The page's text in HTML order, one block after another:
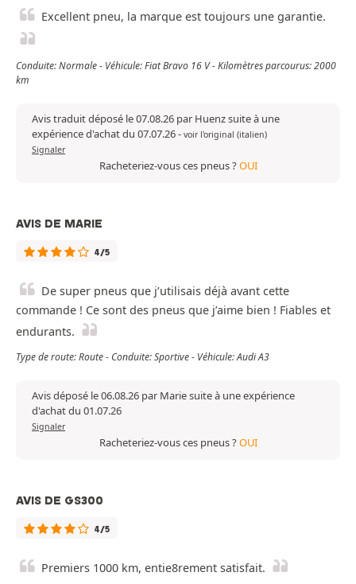
Excellent pneu, la marque est toujours une garantie.
Conduite: Normale - Véhicule: Fiat Bravo 16 V - Kilomètres parcourus: 2000
km
Avis traduit déposé le 07.08.26 par Huenz suite à une
expérience d'achat du 07.07.26- voir l'original (italien)
Signaler
Racheteriez-vous ces pneus ?OUI
AVIS DE MARIE
4/5
De super pneus que j’utilisais déjà avant cette
commande ! Ce sont des pneus que j’aime bien ! Fiables et
endurants.
Type de route: Route - Conduite: Sportive - Véhicule: Audi A3
Avis déposé le 06.08.26 par Marie suite à une expérience
d'achat du 01.07.26
Signaler
Racheteriez-vous ces pneus ?OUI
AVIS DE GS300
4/5
Premiers 1000 km, entie8rement satisfait.